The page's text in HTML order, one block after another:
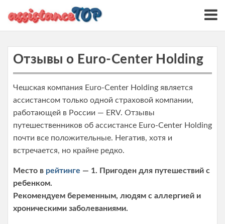
i
Отзывы о Euro-Center Holding
Чешская компания Euro-Center Holding является
ассистансом только одной страховой компании,
работающей в России — ERV. Отзывы
путешественников об ассистансе Euro-Center Holding
почти все положительные. Негатив, хотя и
встречается, но крайне редко.
Место в рейтинге — 1. Пригоден для путешествий с
ребенком.
Рекомендуем беременным, людям с аллергией и
хроническими заболеваниями.